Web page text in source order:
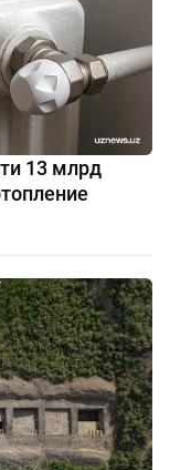
13 млрд